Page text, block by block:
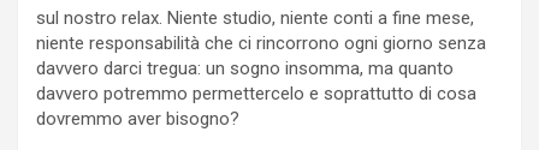
sul nostro relax. Niente studio, niente conti a fine mese,
niente responsabilità che ci rincorrono ogni giorno senza
davvero darci tregua: un sogno insomma, ma quanto
davvero potremmo permettercelo e soprattutto di cosa
dovremmo aver bisogno?